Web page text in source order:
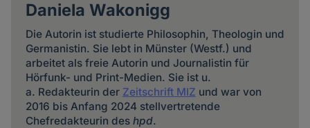
Daniela Wakonigg
Die Autorin ist studierte Philosophin, Theologin und
Germanistin. Sie lebt in Münster (Westf.) und
arbeitet als freie Autorin und Journalistin für
Hörfunk- und Print-Medien. Sie ist u.
a. Redakteurin der Zeitschrift MIZ und war von
2016 bis Anfang 2024 stellvertretende
Chefredakteurin des hpd.